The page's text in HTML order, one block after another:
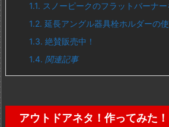
1.1. スノーピークのフラットバーナー
1.2. 延長アングル器具栓ホルダーの
1.3. 絶賛販売中！
1.4. 関連記事
アウトドアネタ！作ってみた！